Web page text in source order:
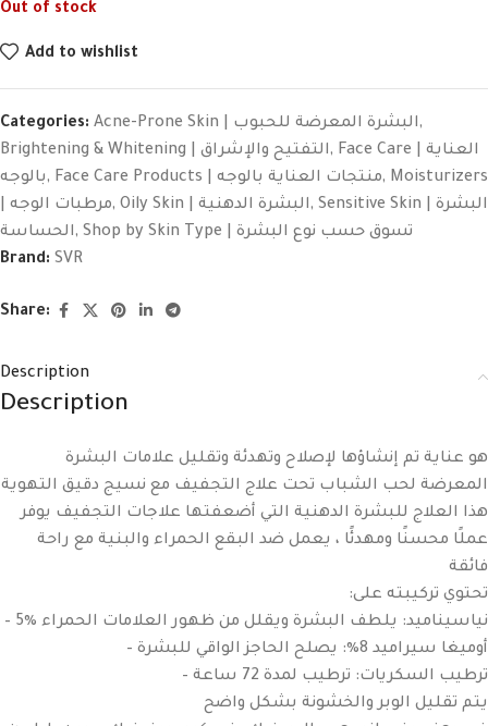
Out of stock
Add to wishlist
Categories: Acne-Prone Skin | البشرة المعرضة للحبوب,
Brightening & Whitening | التفتيح والإشراق, Face Care | العناية
بالوجه, Face Care Products | منتجات العناية بالوجه, Moisturizers
| مرطبات الوجه, Oily Skin | البشرة الدهنية, Sensitive Skin | البشرة
الحساسة,
Shop by Skin Type | تسوق حسب نوع البشرة
Brand: SVR
Share:
Description
Description
هو عناية تم إنشاؤها لإصلاح وتهدئة وتقليل علامات البشرة
المعرضة لحب الشباب تحت علاج التجفيف مع نسيج دقيق التهوية
هذا العلاج للبشرة الدهنية التي أضعفتها علاجات التجفيف يوفر
عملًا محسنًا ومهدئًا ، يعمل ضد البقع الحمراء والبنية مع راحة
فائقة
:تحتوي تركيبته على
– 5٪ نياسيناميد: يلطف البشرة ويقلل من ظهور العلامات الحمراء
– أوميغا سيراميد 8٪: يصلح الحاجز الواقي للبشرة
– ترطيب السكريات: ترطيب لمدة 72 ساعة
يتم تقليل الوبر والخشونة بشكل واضح